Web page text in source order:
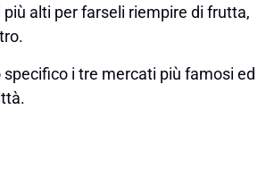
alti per farseli riempire di frutta,
i tre mercati più famosi ed